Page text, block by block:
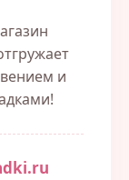
и